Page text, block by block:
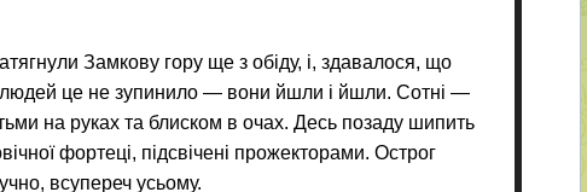
Замкову гору ще з обіду, і, здавалося, що
людей це не зупинило — вони йшли і йшли. Сотні —
на руках та блиском в очах. Десь позаду шипить
фортеці, підсвічені прожекторами. Острог
всупереч усьому.